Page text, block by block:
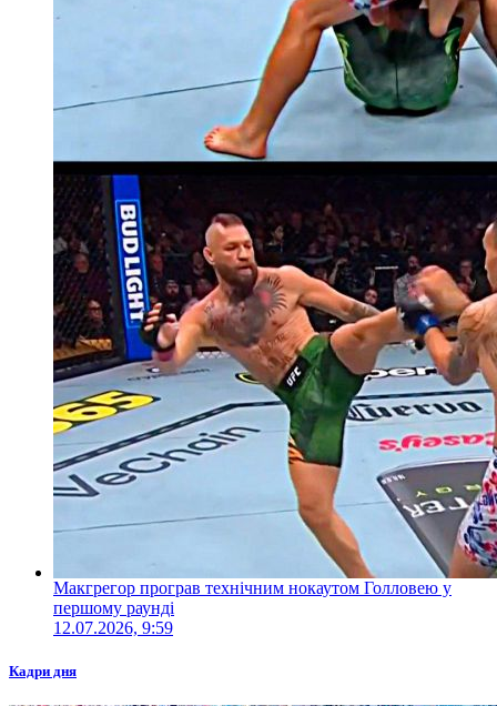
Макгрегор програв технічним нокаутом Голловею у
першому раунді
12.07.2026, 9:59
Кадри дня